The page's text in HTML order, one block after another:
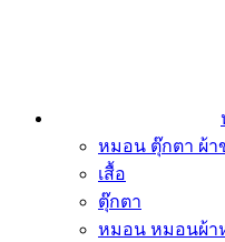
หมอน ตุ๊กตา ผ้
เสื้อ
ตุ๊กตา
หมอน หมอนผ้า